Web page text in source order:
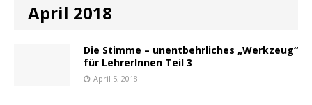
April 2018
Die Stimme – unentbehrliches „Werkzeug“
für LehrerInnen Teil 3
April 5, 2018